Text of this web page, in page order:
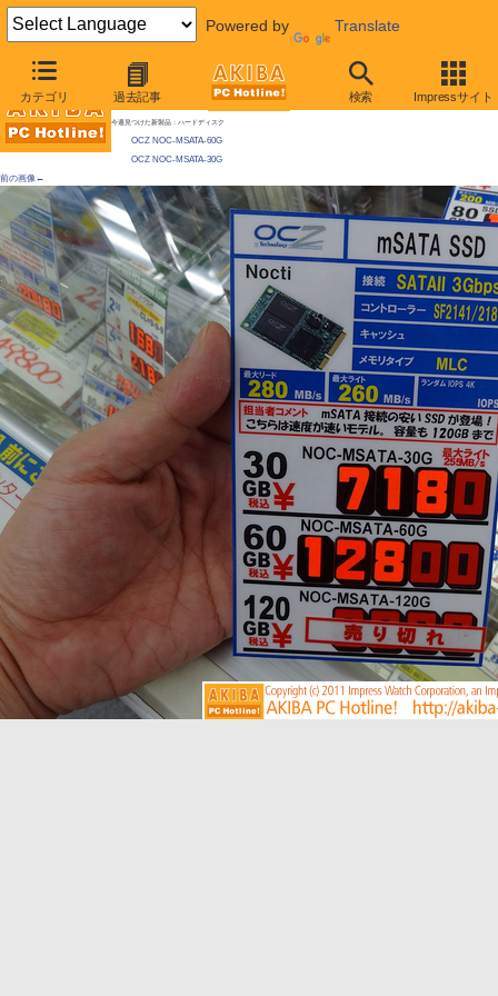
Powered by Translate
カテゴリ 過去記事 検索 Impressサイト
AKIBA PC Hotline!
[拡大画像]mSATAのSSDがOCZからも登場 / SandForce製コントローラ、公称ライト260MB/s
今週見つけた新製品：ハードディスク
OCZ NOC-MSATA-60G
OCZ NOC-MSATA-30G
前の画像←